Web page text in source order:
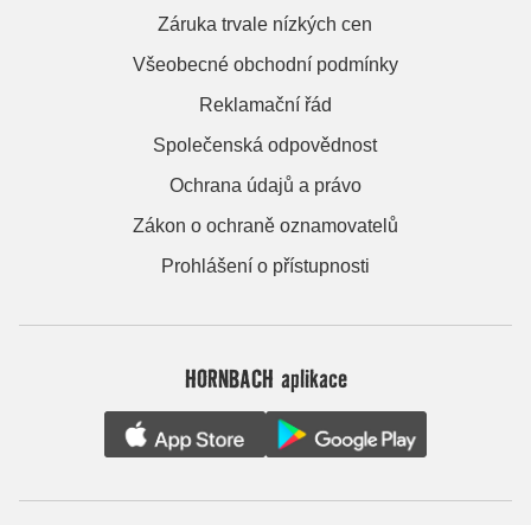
Záruka trvale nízkých cen
Všeobecné obchodní podmínky
Reklamační řád
Společenská odpovědnost
Ochrana údajů a právo
Zákon o ochraně oznamovatelů
Prohlášení o přístupnosti
HORNBACH aplikace